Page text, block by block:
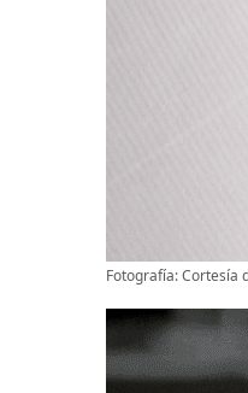
Fotografía: Cortesía